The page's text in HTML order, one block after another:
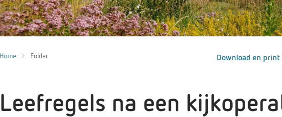
Home Folder Download en print
Leefregels na een